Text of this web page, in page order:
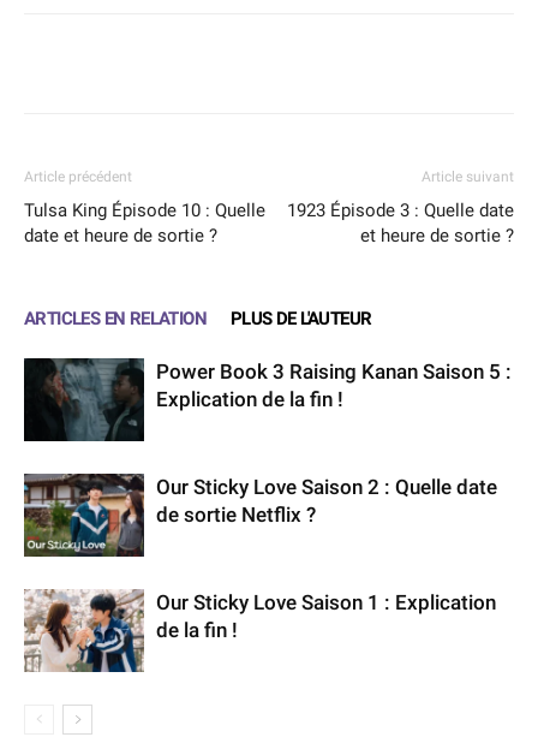
Article précédent
Tulsa King Épisode 10 : Quelle
date et heure de sortie ?
Article suivant
1923 Épisode 3 : Quelle date
et heure de sortie ?
ARTICLES EN RELATION PLUS DE L'AUTEUR
Power Book 3 Raising Kanan Saison 5 :
Explication de la fin !
Our Sticky Love Saison 2 : Quelle date
de sortie Netflix ?
Our Sticky Love Saison 1 : Explication
de la fin !